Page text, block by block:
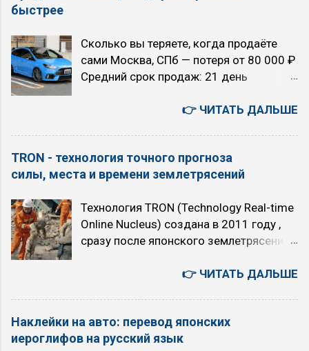
议您可联系千帆咨询反馈，网址
https://qianfan.cloud.baidu.com/ 。感谢
您的关注与支持 - как есть. 5 августа.
блога «TRON в зоне RUбля»
точного прогноза землетрясений TRON
(с 2011 года) Вероучение первой в
2007 года) 00:41:21 Сценарии
будущего на 5 лет. Позитивный
сценарий. ИИ остается под контролем
осуществляющие контроль, являются
остается под контролем людей.
Появляются люди которые используют
быстрее
Сколько вы теряете, когда продаёте
сами Москва, СПб — потеря от 80 000 ₽
Средний срок продаж: 21 день
120 000 ₽ Средний срок продаж: 47
дня 🚫 80% звонков по объявлению —
перекупщики КАК РАБОТАЕТ СИСТЕМА
интересуется сменой машины ↓ 2
«ПАПА» показывает ему ваше
предложение ↓ 3 Покупатель звонит
👉 ЧИТАТЬ ДАЛЬШЕ
TRON - технология точного прогноза
силы, места и времени землетрясений
Технология TRON (Technology Real-time
Online Nucleus) создана в 2011 году ,
сразу после японского землетрясения
основе - способность животных
интернет данные об изменениях в
поведении животных и анализируя их,
👉 ЧИТАТЬ ДАЛЬШЕ
Наклейки на авто: перевод японских
иероглифов на русский язык